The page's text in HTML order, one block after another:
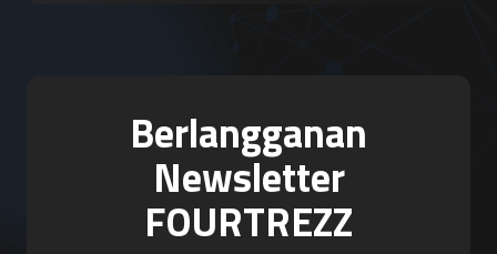
Berlangganan
Newsletter
FOURTREZZ